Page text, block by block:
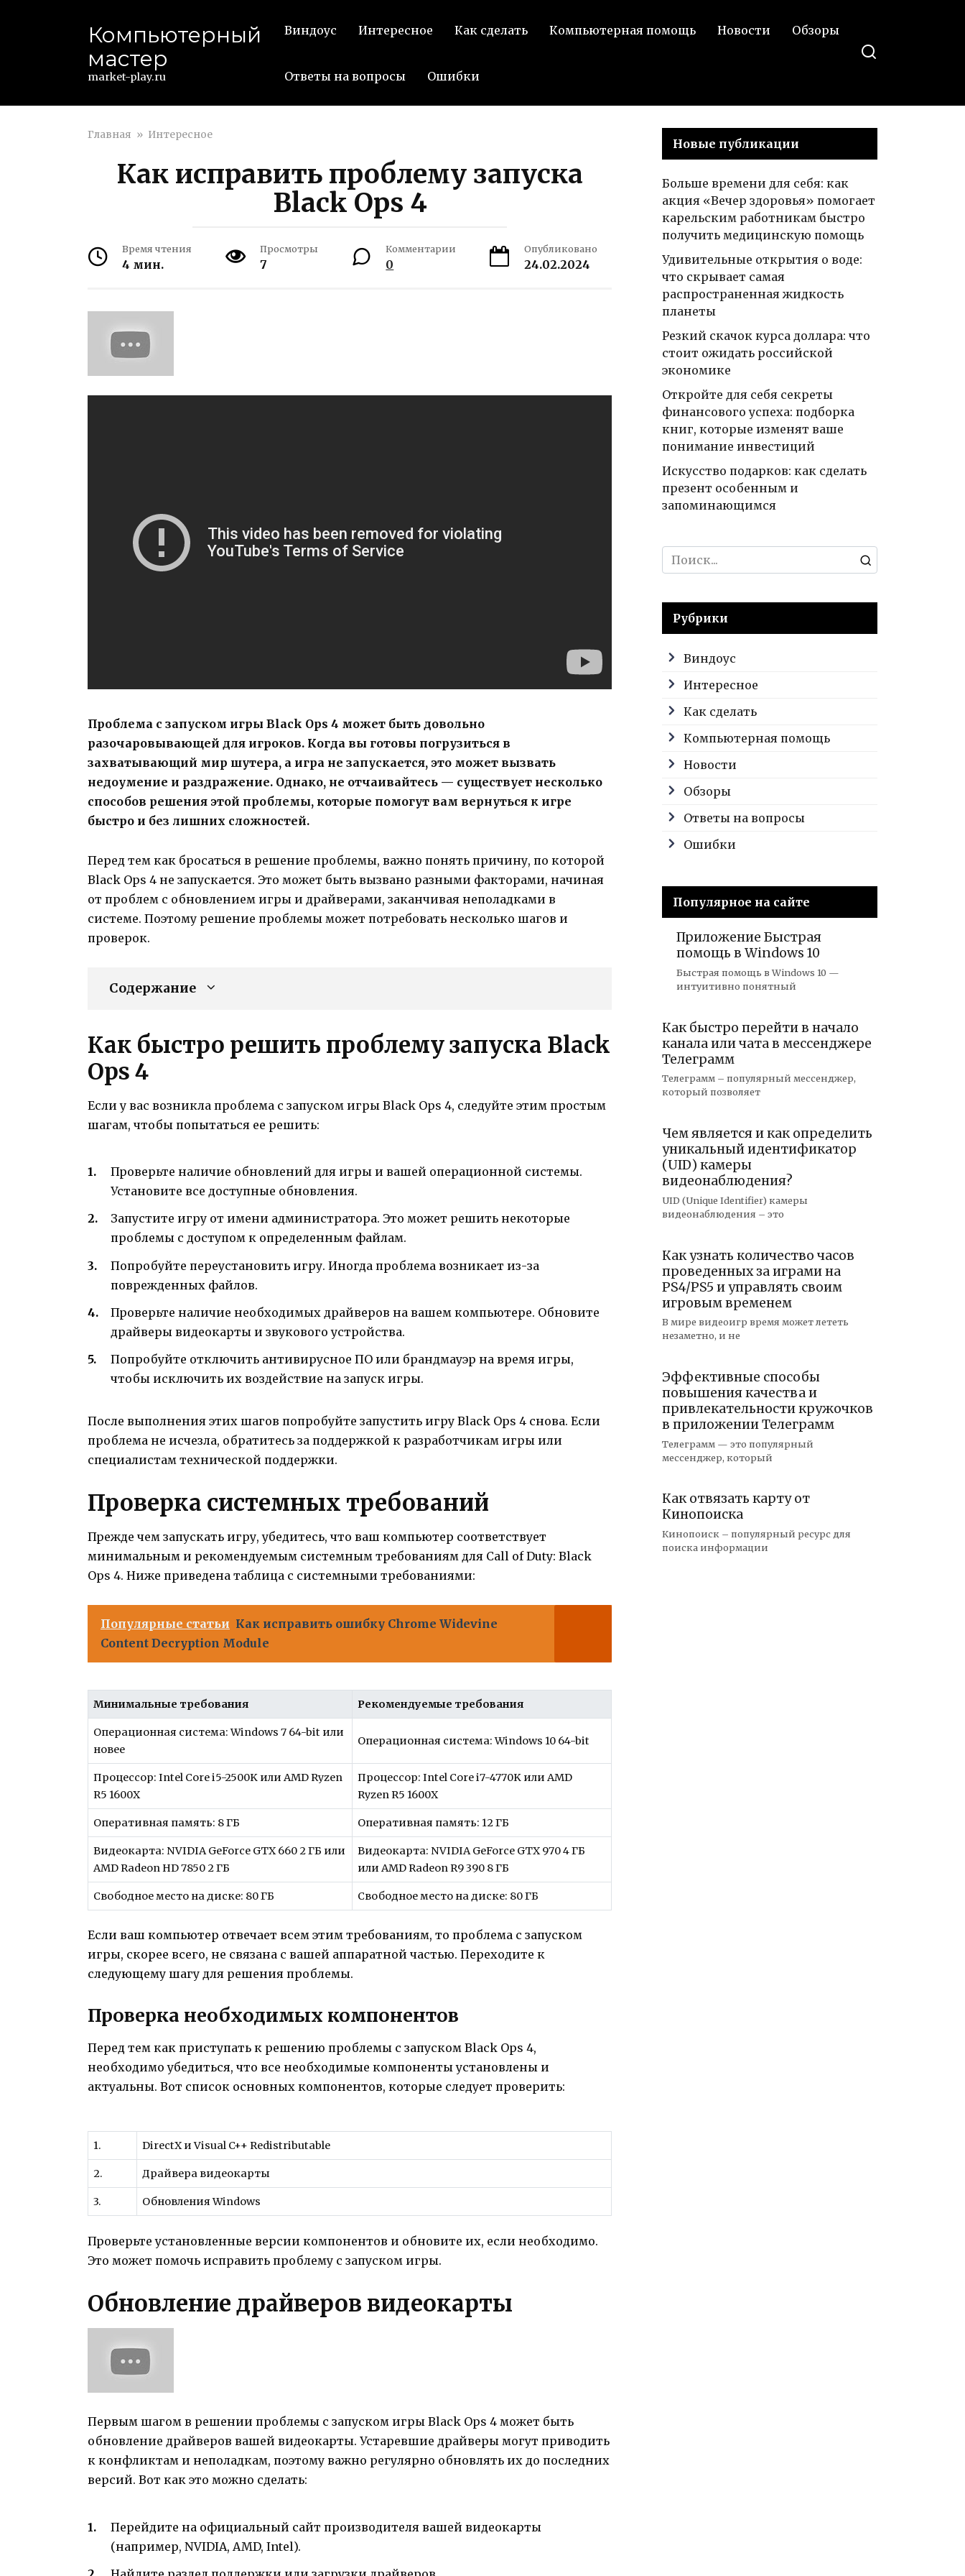
Компьютерный
мастер
market-play.ru
Виндоус Интересное Как сделать Компьютерная помощь Новости Обзоры
Ответы на вопросы Ошибки
Главная » Интересное
Как исправить проблему запуска
Black Ops 4
Время чтения
4 мин.
Просмотры
7
Комментарии
0
Опубликовано
24.02.2024
Проблема с запуском игры Black Ops 4 может быть довольно
разочаровывающей для игроков. Когда вы готовы погрузиться в
захватывающий мир шутера, а игра не запускается, это может вызвать
недоумение и раздражение. Однако, не отчаивайтесь — существует несколько
способов решения этой проблемы, которые помогут вам вернуться к игре
быстро и без лишних сложностей.
Перед тем как бросаться в решение проблемы, важно понять причину, по которой
Black Ops 4 не запускается. Это может быть вызвано разными факторами, начиная
от проблем с обновлением игры и драйверами, заканчивая неполадками в
системе. Поэтому решение проблемы может потребовать несколько шагов и
проверок.
Содержание
Как быстро решить проблему запуска Black
Ops 4
Если у вас возникла проблема с запуском игры Black Ops 4, следуйте этим простым
шагам, чтобы попытаться ее решить:
Проверьте наличие обновлений для игры и вашей операционной системы.
Установите все доступные обновления.
Запустите игру от имени администратора. Это может решить некоторые
проблемы с доступом к определенным файлам.
Попробуйте переустановить игру. Иногда проблема возникает из-за
поврежденных файлов.
Проверьте наличие необходимых драйверов на вашем компьютере. Обновите
драйверы видеокарты и звукового устройства.
Попробуйте отключить антивирусное ПО или брандмауэр на время игры,
чтобы исключить их воздействие на запуск игры.
После выполнения этих шагов попробуйте запустить игру Black Ops 4 снова. Если
проблема не исчезла, обратитесь за поддержкой к разработчикам игры или
специалистам технической поддержки.
Проверка системных требований
Прежде чем запускать игру, убедитесь, что ваш компьютер соответствует
минимальным и рекомендуемым системным требованиям для Call of Duty: Black
Ops 4. Ниже приведена таблица с системными требованиями:
Популярные статьи Как исправить ошибку Chrome Widevine
Content Decryption Module
Минимальные требования Рекомендуемые требования
Операционная система: Windows 7 64-bit или
новее
Операционная система: Windows 10 64-bit
Процессор: Intel Core i5-2500K или AMD Ryzen
R5 1600X
Процессор: Intel Core i7-4770K или AMD
Ryzen R5 1600X
Оперативная память: 8 ГБ Оперативная память: 12 ГБ
Видеокарта: NVIDIA GeForce GTX 660 2 ГБ или
AMD Radeon HD 7850 2 ГБ
Видеокарта: NVIDIA GeForce GTX 970 4 ГБ
или AMD Radeon R9 390 8 ГБ
Свободное место на диске: 80 ГБ Свободное место на диске: 80 ГБ
Если ваш компьютер отвечает всем этим требованиям, то проблема с запуском
игры, скорее всего, не связана с вашей аппаратной частью. Переходите к
следующему шагу для решения проблемы.
Проверка необходимых компонентов
Перед тем как приступать к решению проблемы с запуском Black Ops 4,
необходимо убедиться, что все необходимые компоненты установлены и
актуальны. Вот список основных компонентов, которые следует проверить:
1. DirectX и Visual C++ Redistributable
2. Драйвера видеокарты
3. Обновления Windows
Проверьте установленные версии компонентов и обновите их, если необходимо.
Это может помочь исправить проблему с запуском игры.
Обновление драйверов видеокарты
Первым шагом в решении проблемы с запуском игры Black Ops 4 может быть
обновление драйверов вашей видеокарты. Устаревшие драйверы могут приводить
к конфликтам и неполадкам, поэтому важно регулярно обновлять их до последних
версий. Вот как это можно сделать:
Перейдите на официальный сайт производителя вашей видеокарты
(например, NVIDIA, AMD, Intel).
Новые публикации
Больше времени для себя: как
акция «Вечер здоровья» помогает
карельским работникам быстро
получить медицинскую помощь
Удивительные открытия о воде:
что скрывает самая
распространенная жидкость
планеты
Резкий скачок курса доллара: что
стоит ожидать российской
экономике
Откройте для себя секреты
финансового успеха: подборка
книг, которые изменят ваше
понимание инвестиций
Искусство подарков: как сделать
презент особенным и
запоминающимся
Search
for:
Рубрики
Виндоус
Интересное
Как сделать
Компьютерная помощь
Новости
Обзоры
Ответы на вопросы
Ошибки
Популярное на сайте
Приложение Быстрая
помощь в Windows 10
Быстрая помощь в Windows 10 —
интуитивно понятный
Как быстро перейти в начало
канала или чата в мессенджере
Телеграмм
Телеграмм – популярный мессенджер,
который позволяет
Чем является и как определить
уникальный идентификатор
(UID) камеры
видеонаблюдения?
UID (Unique Identifier) камеры
видеонаблюдения – это
Как узнать количество часов
проведенных за играми на
PS4/PS5 и управлять своим
игровым временем
В мире видеоигр время может лететь
незаметно, и не
Эффективные способы
повышения качества и
привлекательности кружочков
в приложении Телеграмм
Телеграмм — это популярный
мессенджер, который
Как отвязать карту от
Кинопоиска
Кинопоиск – популярный ресурс для
поиска информации